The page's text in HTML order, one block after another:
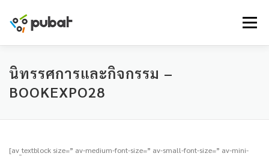
content
Menu
นิทรรศการและกิจกรรม –
BOOKEXPO28
[av_textblock size=” av-medium-font-size=” av-small-font-size=” av-mini-